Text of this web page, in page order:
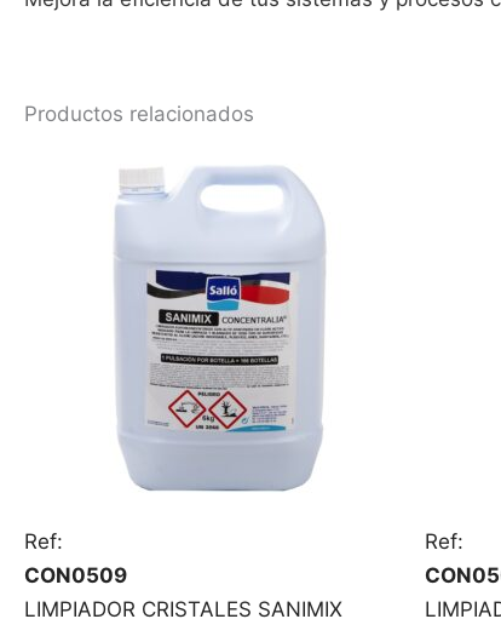
Productos relacionados
Ref:
CON0509
LIMPIADOR CRISTALES SANIMIX
Ref: